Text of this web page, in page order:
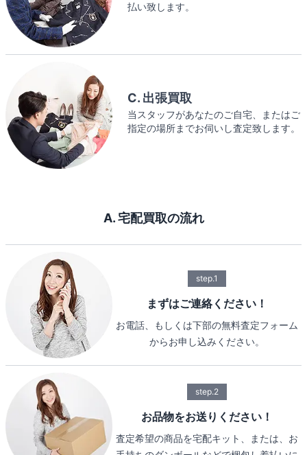
払い致します。
C. 出張買取
当スタッフがあなたのご自宅、またはご
指定の場所までお伺いし査定致します。
A. 宅配買取の流れ
step.1
まずはご連絡ください！
お電話、もしくは下部の無料査定フォーム
からお申し込みください。
step.2
お品物をお送りください！
査定希望の商品を宅配キット、または、お